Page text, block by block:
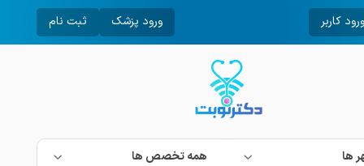
ورود کاربر ورود پزشک ثبت نام
ها همه تخصص ها